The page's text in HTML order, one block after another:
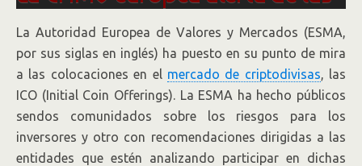
emisiones de criptodivisas
La ESMA advierte a los inversores del
elevado riesgo de perder el dinero
invertido. Afirma que las entidades
deben cumplir con la legislación vigente.
La Autoridad Europea de Valores y Mercados (ESMA,
por sus siglas en inglés) ha puesto en su punto de mira
a las colocaciones en el mercado de criptodivisas, las
ICO (Initial Coin Offerings). La ESMA ha hecho públicos
sendos comunidados sobre los riesgos para los
inversores y otro con recomendaciones dirigidas a las
entidades que estén analizando participar en dichas